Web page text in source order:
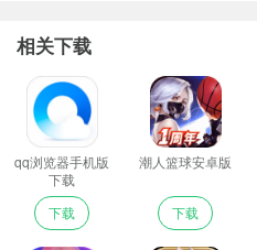
相关下载
qq浏览器手机版
下载
下载
潮人篮球安卓版
下载